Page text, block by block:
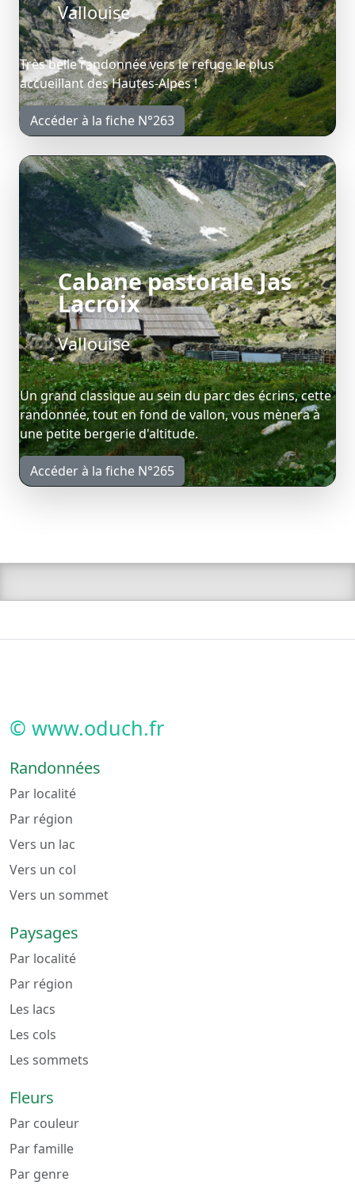
Vallouise
Très belle randonnée vers le refuge le plus
accueillant des Hautes-Alpes !
Accéder à la fiche N°263
Cabane pastorale Jas
Lacroix
Vallouise
Un grand classique au sein du parc des écrins, cette
randonnée, tout en fond de vallon, vous mènera à
une petite bergerie d'altitude.
Accéder à la fiche N°265
© www.oduch.fr
Randonnées
Par localité
Par région
Vers un lac
Vers un col
Vers un sommet
Paysages
Par localité
Par région
Les lacs
Les cols
Les sommets
Fleurs
Par couleur
Par famille
Par genre